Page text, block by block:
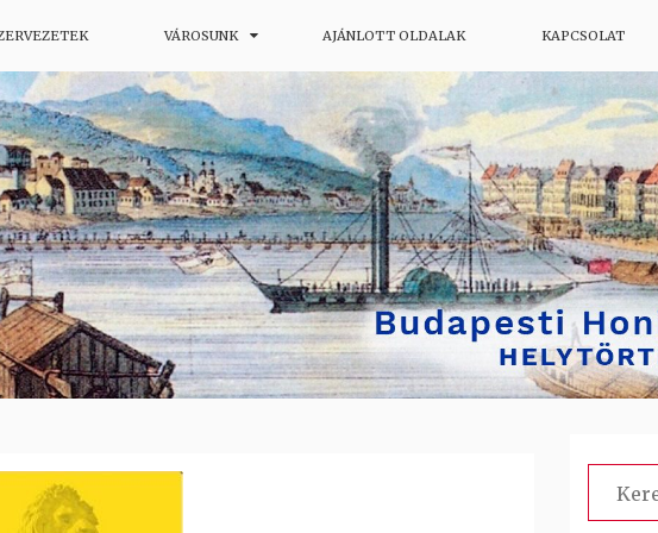
VÁROSUNK AJÁNLOTT OLDALAK KAPCSOLAT
Keresés: